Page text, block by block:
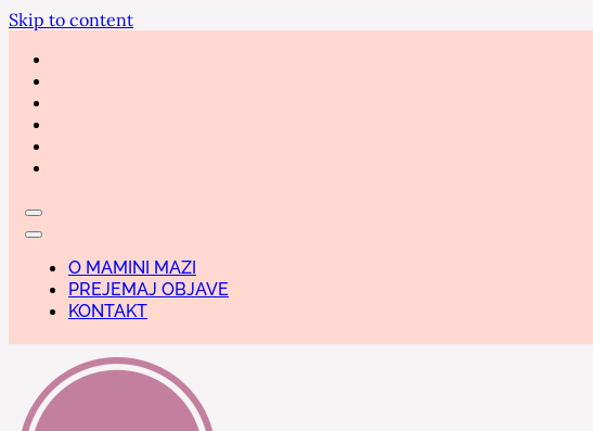
Skip to content
O MAMINI MAZI
PREJEMAJ OBJAVE
KONTAKT